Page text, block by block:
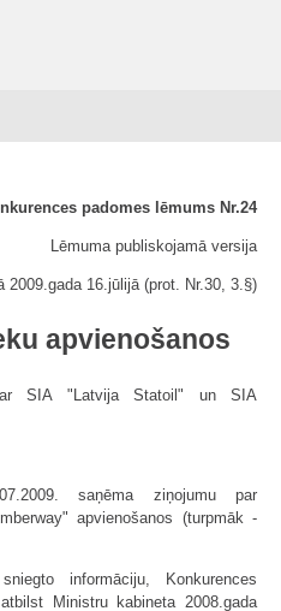
padomes lēmums Nr.24
Lēmuma publiskojamā versija
2009.gada 16.jūlijā (prot. Nr.30, 3.§)
apvienošanos
SIA "Latvija Statoil" un SIA
saņēma ziņojumu par
apvienošanos (turpmāk -
informāciju, Konkurences
Ministru kabineta 2008.gada